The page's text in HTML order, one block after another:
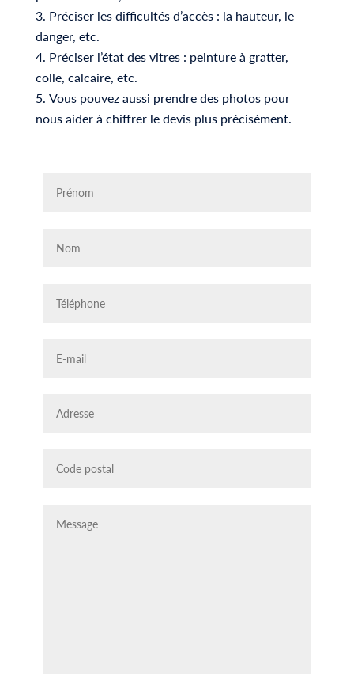
Préciser les difficultés d’accès : la hauteur, le
danger, etc.
Préciser l’état des vitres : peinture à gratter,
colle, calcaire, etc.
Vous pouvez aussi prendre des photos pour
nous aider à chiffrer le devis plus précisément.